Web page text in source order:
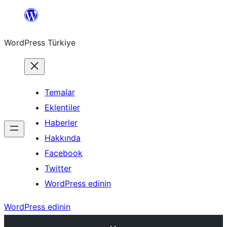
İçeriğe
WordPress Türkiye
Temalar
Eklentiler
Haberler
Hakkında
Facebook
Twitter
WordPress edinin
WordPress edinin